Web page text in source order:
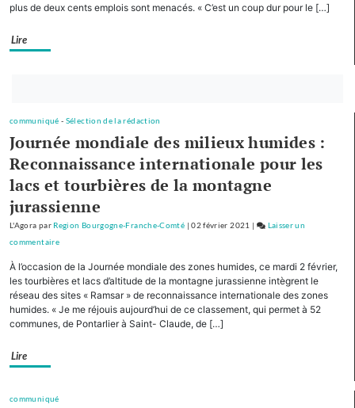
Régions,
plan
d’investissement
tourisme
de
montagne
plus de deux cents emplois sont menacés. « C’est un coup dur pour le […]
Lire
vous
maintenant
communiqué - Sélection de la rédaction
Journée mondiale des milieux humides :
Reconnaissance internationale pour les
lacs et tourbières de la montagne
jurassienne
L'Agora par Region Bourgogne-Franche-Comté |02 février 2021 |
Laisser un
commentaireon
autres
Régions,
la
À l’occasion de la Journée mondiale des zones humides, ce mardi 2 février,
les tourbières et lacs d’altitude de la montagne jurassienne intègrent le
réseau des sites « Ramsar » de reconnaissance internationale des zones
humides. « Je me réjouis aujourd’hui de ce classement, qui permet à 52
communes, de Pontarlier à Saint- Claude, de […]
Lire
communiqué